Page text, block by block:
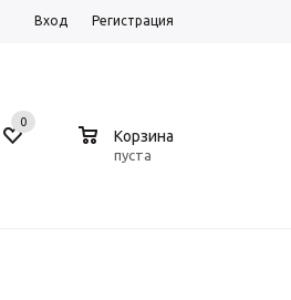
Вход Регистрация
0
Корзина
пуста